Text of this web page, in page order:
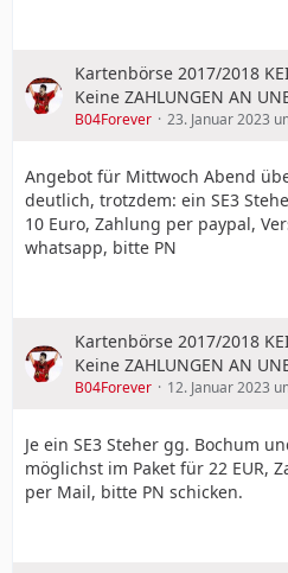
Kartenbörse 2017/2018
Keine ZAHLUNGEN AN
B04Forever 23. Januar 2023
Angebot für Mittwoch Abend
deutlich, trotzdem: ein SE3
10 Euro, Zahlung per paypal,
whatsapp, bitte PN
Kartenbörse 2017/2018
Keine ZAHLUNGEN AN
B04Forever 12. Januar 2023
Je ein SE3 Steher gg. Bochum
möglichst im Paket für 22 EUR,
per Mail, bitte PN schicken.